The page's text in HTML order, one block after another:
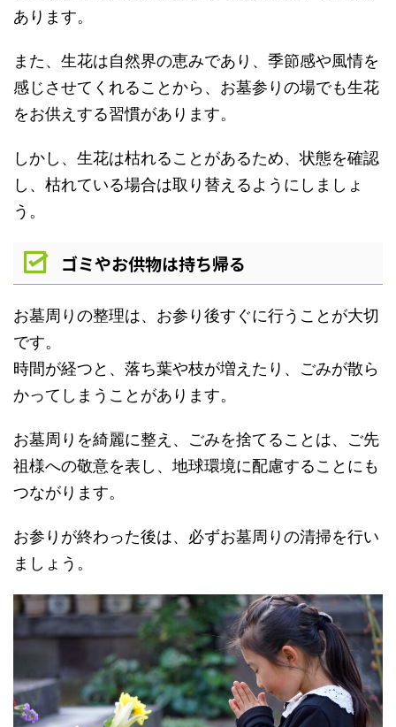
あります。
また、生花は自然界の恵みであり、季節感や風情を
感じさせてくれることから、お墓参りの場でも生花
をお供えする習慣があります。
しかし、生花は枯れることがあるため、状態を確認
し、枯れている場合は取り替えるようにしましょ
う。
ゴミやお供物は持ち帰る
お墓周りの整理は、お参り後すぐに行うことが大切
です。
時間が経つと、落ち葉や枝が増えたり、ごみが散ら
かってしまうことがあります。
お墓周りを綺麗に整え、ごみを捨てることは、ご先
祖様への敬意を表し、地球環境に配慮することにも
つながります。
お参りが終わった後は、必ずお墓周りの清掃を行い
ましょう。